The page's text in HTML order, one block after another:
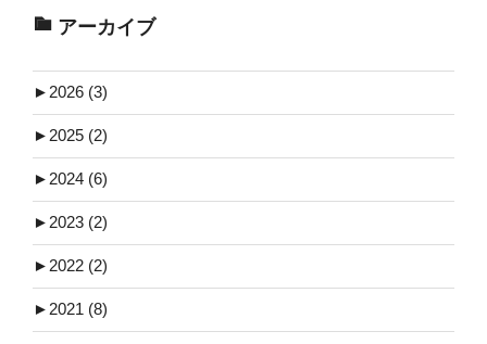
アーカイブ
► 2026 (3)
► 2025 (2)
► 2024 (6)
► 2023 (2)
► 2022 (2)
► 2021 (8)